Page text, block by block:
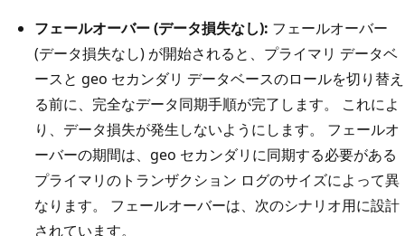
フェールオーバー (データ損失なし): フェールオーバー
(データ損失なし) が開始されると、プライマリ データベ
ースと geo セカンダリ データベースのロールを切り替え
る前に、完全なデータ同期手順が完了します。 これによ
り、データ損失が発生しないようにします。 フェールオ
ーバーの期間は、geo セカンダリに同期する必要がある
プライマリのトランザクション ログのサイズによって異
なります。 フェールオーバーは、次のシナリオ用に設計
されています。